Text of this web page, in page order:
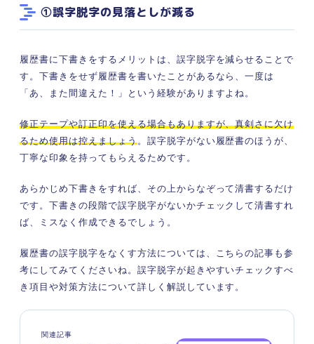
①誤字脱字の見落としが減る
履歴書に下書きをするメリットは、誤字脱字を減らせることで
す。下書きをせず履歴書を書いたことがあるなら、一度は
「あ、また間違えた！」という経験がありますよね。
修正テープや訂正印を使える場合もありますが、真剣さに欠け
るため使用は控えましょう。誤字脱字がない履歴書のほうが、
丁寧な印象を持ってもらえるためです。
あらかじめ下書きをすれば、その上からなぞって清書するだけ
です。下書きの段階で誤字脱字がないかチェックして清書すれ
ば、ミスなく作成できるでしょう。
履歴書の誤字脱字をなくす方法については、こちらの記事も参
考にしてみてくださいね。誤字脱字が起きやすいチェックすべ
き項目や対策方法について詳しく解説しています。
関連記事